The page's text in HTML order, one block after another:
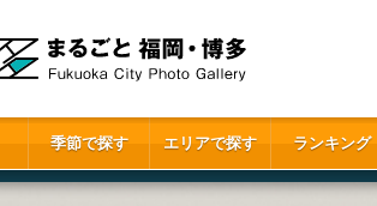
季節で探す エリアで探す ランキング